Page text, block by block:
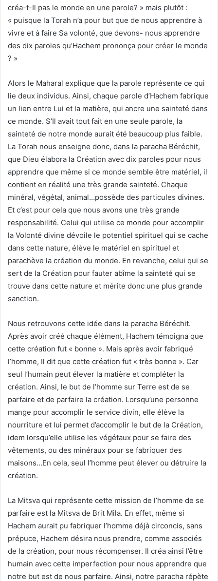
créa-t-Il pas le monde en une parole? » mais plutôt :
« puisque la Torah n’a pour but que de nous apprendre à
vivre et à faire Sa volonté, que devons- nous apprendre
des dix paroles qu’Hachem prononça pour créer le monde
? »
Alors le Maharal explique que la parole représente ce qui
lie deux individus. Ainsi, chaque parole d’Hachem fabrique
un lien entre Lui et la matière, qui ancre une sainteté dans
ce monde. S’Il avait tout fait en une seule parole, la
sainteté de notre monde aurait été beaucoup plus faible.
La Torah nous enseigne donc, dans la paracha Béréchit,
que Dieu élabora la Création avec dix paroles pour nous
apprendre que même si ce monde semble être matériel, il
contient en réalité une très grande sainteté. Chaque
minéral, végétal, animal…possède des particules divines.
Et c’est pour cela que nous avons une très grande
responsabilité. Celui qui utilise ce monde pour accomplir
la Volonté divine dévoile le potentiel spirituel qui se cache
dans cette nature, élève le matériel en spirituel et
parachève la création du monde. En revanche, celui qui se
sert de la Création pour fauter abîme la sainteté qui se
trouve dans cette nature et mérite donc une plus grande
sanction.
Nous retrouvons cette idée dans la paracha Béréchit.
Après avoir créé chaque élément, Hachem témoigna que
cette création fut « bonne ». Mais après avoir fabriqué
l’homme, Il dit que cette création fut « très bonne ». Car
seul l’humain peut élever la matière et compléter la
création. Ainsi, le but de l’homme sur Terre est de se
parfaire et de parfaire la création. Lorsqu’une personne
mange pour accomplir le service divin, elle élève la
nourriture et lui permet d’accomplir le but de la Création,
idem lorsqu’elle utilise les végétaux pour se faire des
vêtements, ou des minéraux pour se fabriquer des
maisons…En cela, seul l’homme peut élever ou détruire la
création.
La Mitsva qui représente cette mission de l’homme de se
parfaire est la Mitsva de Brit Mila. En effet, même si
Hachem aurait pu fabriquer l’homme déjà circoncis, sans
prépuce, Hachem désira nous prendre, comme associés
de la création, pour nous récompenser. Il créa ainsi l’être
humain avec cette imperfection pour nous apprendre que
notre but est de nous parfaire. Ainsi, notre paracha répète